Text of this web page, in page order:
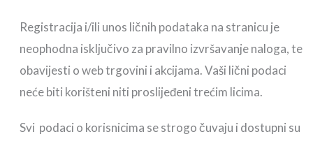
Registracija i/ili unos ličnih podataka na stranicu je
neophodna isključivo za pravilno izvršavanje naloga, te
obavijesti o web trgovini i akcijama. Vaši lični podaci
neće biti korišteni niti proslijeđeni trećim licima.
Svi podaci o korisnicima se strogo čuvaju i dostupni su